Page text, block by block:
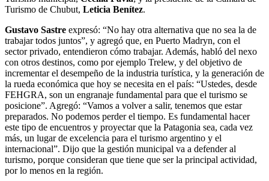
Turismo de Chubut, Leticia Benítez.
Gustavo Sastre expresó: “No hay otra alternativa que no sea la de
trabajar todos juntos”, y agregó que, en Puerto Madryn, con el
sector privado, entendieron cómo trabajar. Además, habló del nexo
con otros destinos, como por ejemplo Trelew, y del objetivo de
incrementar el desempeño de la industria turística, y la generación de
la rueda económica que hoy se necesita en el país: “Ustedes, desde
FEHGRA, son un engranaje fundamental para que el turismo se
posicione”. Agregó: “Vamos a volver a salir, tenemos que estar
preparados. No podemos perder el tiempo. Es fundamental hacer
este tipo de encuentros y proyectar que la Patagonia sea, cada vez
más, un lugar de excelencia para el turismo argentino y el
internacional”. Dijo que la gestión municipal va a defender al
turismo, porque consideran que tiene que ser la principal actividad,
por lo menos en la región.